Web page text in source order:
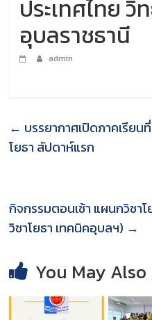
ประเทศไทย
อุบลราชธานี
admin
← บรรยากาศเปิดภาคเรียน
โยธา สัปดาห์แรก
กิจกรรมตอนเช้า แผนกวิชา
วิชาโยธา เทคนิคอุบลฯ) →
You May Also